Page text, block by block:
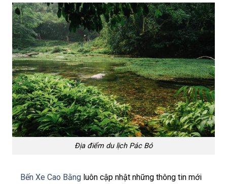
Địa điểm du lịch Pác Bó
Bến Xe Cao Bằng luôn cập nhật những thông tin mới